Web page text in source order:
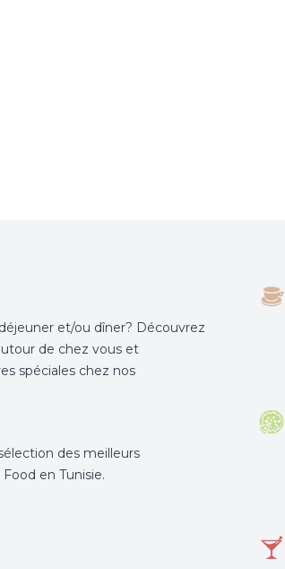
et/ou dîner? Découvrez
de chez vous et
spéciales chez nos
des meilleurs
en Tunisie.